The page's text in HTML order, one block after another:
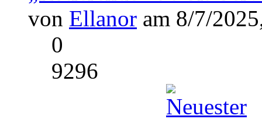
von Ellanor am 8/7/
0
9296